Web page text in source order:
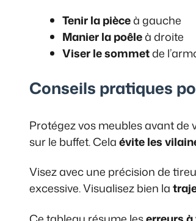
Tenir la pièceà gauche
Manier la poêleà droite
Viser le sommetde
Conseils pratiques
Protégez vos meubles avant de
sur le buffet. Celaévite les
Visez avec une précision de
excessive. Visualisez bien la